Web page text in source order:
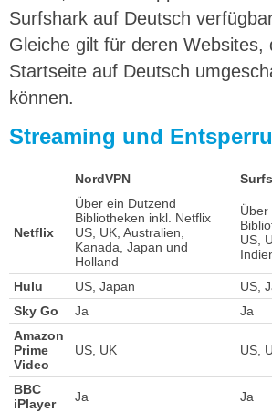
Surfshark auf Deutsch
Gleiche gilt für deren Websites,
Startseite auf Deutsch
können.
Streaming und
NordVPN
Netflix
Über ein Dutzend
Bibliotheken inkl. Netflix
US, UK, Australien,
Kanada, Japan und
Holland
Über
US,
Hulu US, Japan
US,
Sky Go
Ja
Ja
Amazon
Prime
Video
US, UK US,
BBC
iPlayer
Ja Ja